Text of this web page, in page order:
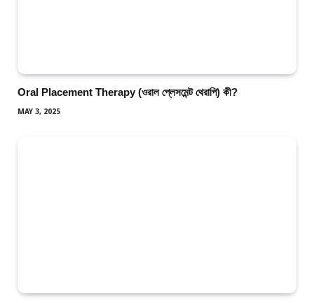
Oral Placement Therapy (ওরাল প্লেসমেন্ট থেরাপি) কী?
MAY 3, 2025